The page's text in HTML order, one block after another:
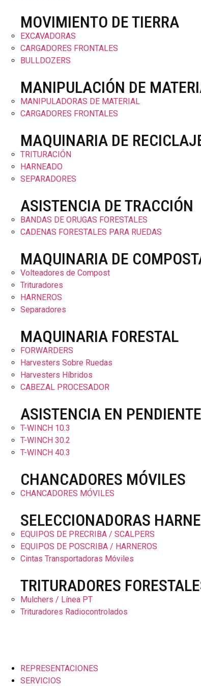
MOVIMIENTO DE TIERRA
EXCAVADORAS
CARGADORES FRONTALES
BULLDOZERS
MANIPULACIÓN DE
MANIPULADORAS DE MATERIAL
CARGADORES FRONTALES
MAQUINARIA DE
TRITURACIÓN
HARNEADO
SEPARADORES
ASISTENCIA DE TRACCIÓN
BANDAS DE ORUGAS FORESTALES
CADENAS FORESTALES PARA RUEDAS
MAQUINARIA DE
Volteadores de Compost
Trituradores
HARNEROS
Separadores
MAQUINARIA FORESTAL
FORWARDERS
Harvesters Sobre Ruedas
Harvesters Híbridos
CABEZAL PROCESADOR
ASISTENCIA EN PENDIENTE
T-WINCH 10.3
T-WINCH 30.2
T-WINCH 40.3
CHANCADORES MÓVILES
CHANCADORES MÓVILES
SELECCIONADORAS
EQUIPOS DE PRECRIBA / SCALPERS
EQUIPOS DE POSCRIBA / HARNEROS
Cintas Transportadoras Móviles
TRITURADORES
Mulchers / Línea PT
Trituradores Radiocontrolados
REPRESENTACIONES
SERVICIOS